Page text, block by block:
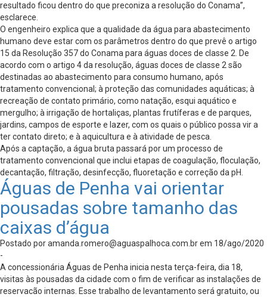
resultado ficou dentro do que preconiza a resolução do Conama”,
esclarece.
O engenheiro explica que a qualidade da água para abastecimento
humano deve estar com os parâmetros dentro do que prevê o artigo
15 da Resolução 357 do Conama para águas doces de classe 2. De
acordo com o artigo 4 da resolução, águas doces de classe 2 são
destinadas ao abastecimento para consumo humano, após
tratamento convencional; à proteção das comunidades aquáticas; à
recreação de contato primário, como natação, esqui aquático e
mergulho; à irrigação de hortaliças, plantas frutíferas e de parques,
jardins, campos de esporte e lazer, com os quais o público possa vir a
ter contato direto; e à aquicultura e à atividade de pesca.
Após a captação, a água bruta passará por um processo de
tratamento convencional que inclui etapas de coagulação, floculação,
decantação, filtração, desinfecção, fluoretação e correção da pH.
Águas de Penha vai orientar
pousadas sobre tamanho das
caixas d’água
Postado poramanda.romero@aguaspalhoca.com.brem 18/ago/2020
-
A concessionária Águas de Penha inicia nesta terça-feira, dia 18,
visitas às pousadas da cidade com o fim de verificar as instalações de
reservacão internas. Esse trabalho de levantamento será gratuito, ou